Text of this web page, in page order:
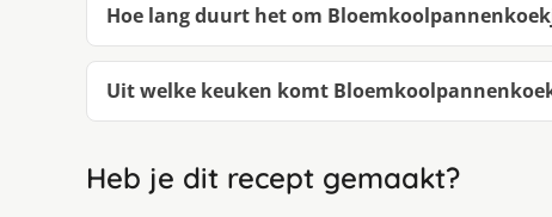
Hoe lang duurt het om
Uit welke keuken komt
Heb je dit recept gemaakt?